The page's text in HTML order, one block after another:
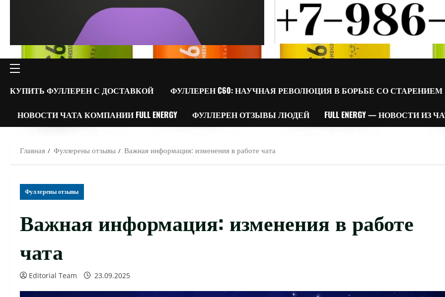
ОСНОВНОЕ
МЕНЮ
КУПИТЬ ФУЛЛЕРЕН С ДОСТАВКОЙ ФУЛЛЕРЕН C60: НАУЧНАЯ РЕВОЛЮЦИЯ В БОРЬБЕ СО СТАРЕНИЕМ
НОВОСТИ ЧАТА КОМПАНИИ FULL ENERGY ФУЛЛЕРЕН ОТЗЫВЫ ЛЮДЕЙ FULL ENERGY — НОВОСТИ ИЗ
Главная Фуллерены отзывы Важная информация: изменения в работе чата
Фуллерены отзывы
Важная информация: изменения в работе
чата
Editorial Team 23.09.2025